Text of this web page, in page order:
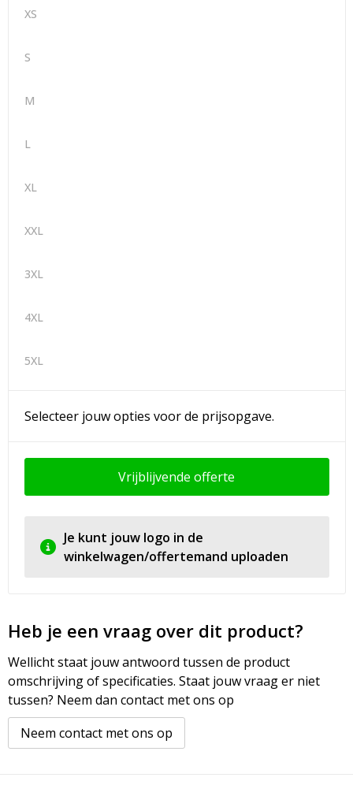
XS
S
M
L
XL
XXL
3XL
4XL
5XL
Selecteer jouw opties voor de prijsopgave.
Vrijblijvende offerte
Je kunt jouw logo in de
winkelwagen/offertemand uploaden
Heb je een vraag over dit product?
Wellicht staat jouw antwoord tussen de product
omschrijving of specificaties. Staat jouw vraag er niet
tussen? Neem dan contact met ons op
Neem contact met ons op